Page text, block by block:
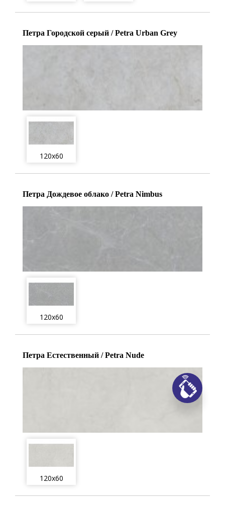
Петра Городской серый / Petra Urban Grey
120x60
Петра Дождевое облако / Petra Nimbus
120x60
Петра Естественный / Petra Nude
120x60